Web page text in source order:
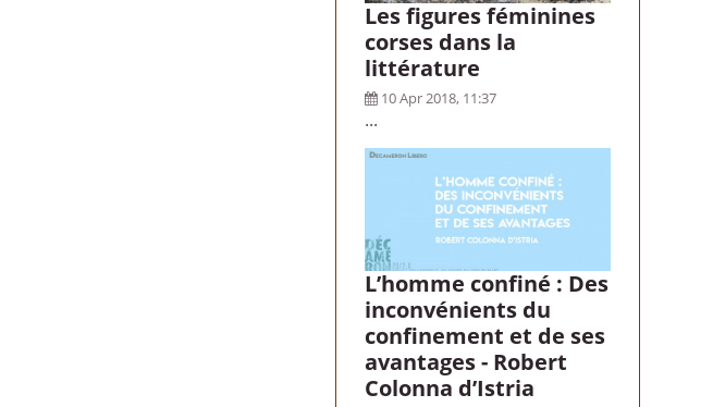
Les figures féminines
corses dans la
littérature
10 Apr 2018, 11:37
...
L’homme confiné : Des
inconvénients du
confinement et de ses
avantages - Robert
Colonna d’Istria